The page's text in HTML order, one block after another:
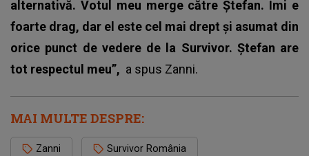
alternativă. Votul meu merge către Ștefan. Îmi e
foarte drag, dar el este cel mai drept și asumat din
orice punct de vedere de la Survivor. Ștefan are
tot respectul meu”, a spus Zanni.
MAI MULTE DESPRE:
Zanni Survivor România